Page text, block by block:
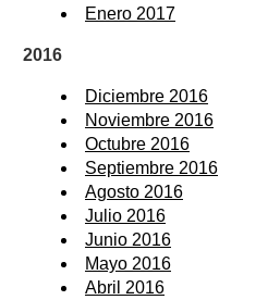
Enero 2017
2016
Diciembre 2016
Noviembre 2016
Octubre 2016
Septiembre 2016
Agosto 2016
Julio 2016
Junio 2016
Mayo 2016
Abril 2016